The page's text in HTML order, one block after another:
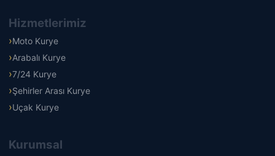
Hizmetlerimiz
Moto Kurye
Arabalı Kurye
7/24 Kurye
Şehirler Arası Kurye
Uçak Kurye
Kurumsal